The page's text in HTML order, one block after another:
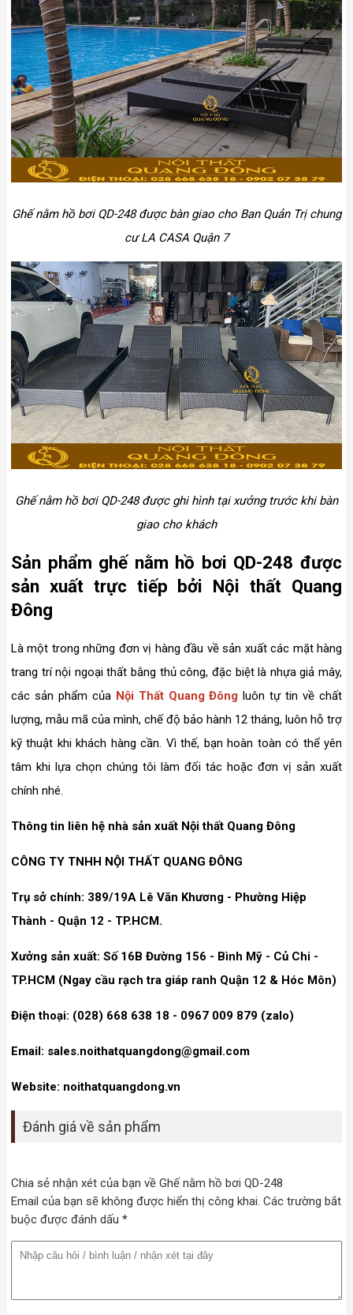
Ghế nằm hồ bơi QD-248 được bàn giao cho Ban Quản Trị chung
cư LA CASA Quận 7
Ghế nằm hồ bơi QD-248 được ghi hình tại xưởng trước khi bàn
giao cho khách
Sản phẩm ghế nằm hồ bơi QD-248 được
sản xuất trực tiếp bởi Nội thất Quang
Đông
Là một trong những đơn vị hàng đầu về sản xuất các mặt hàng
trang trí nội ngoại thất bằng thủ công, đặc biệt là nhựa giả mây,
các sản phẩm của Nội Thất Quang Đông luôn tự tin về chất
lượng, mẫu mã của mình, chế độ bảo hành 12 tháng, luôn hỗ trợ
kỹ thuật khi khách hàng cần. Vì thế, bạn hoàn toàn có thể yên
tâm khi lựa chọn chúng tôi làm đối tác hoặc đơn vị sản xuất
chính nhé.
Thông tin liên hệ nhà sản xuất Nội thất Quang Đông
CÔNG TY TNHH NỘI THẤT QUANG ĐÔNG
Trụ sở chính: 389/19A Lê Văn Khương - Phường Hiệp
Thành - Quận 12 - TP.HCM.
Xưởng sản xuất: Số 16B Đường 156 - Bình Mỹ - Củ Chi -
TP.HCM (Ngay cầu rạch tra giáp ranh Quận 12 & Hóc Môn)
Điện thoại: (028) 668 638 18 - 0967 009 879 (zalo)
Email: sales.noithatquangdong@gmail.com
Website: noithatquangdong.vn
Đánh giá về sản phẩm
Chia sẻ nhận xét của bạn về Ghế nằm hồ bơi QD-248
Email của bạn sẽ không được hiển thị công khai. Các trường bắt
buộc được đánh dấu *